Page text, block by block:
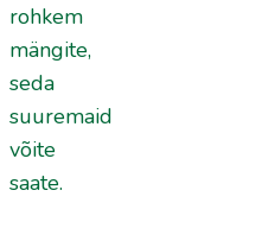
rohkem
mängite,
seda
suuremaid
võite
saate.